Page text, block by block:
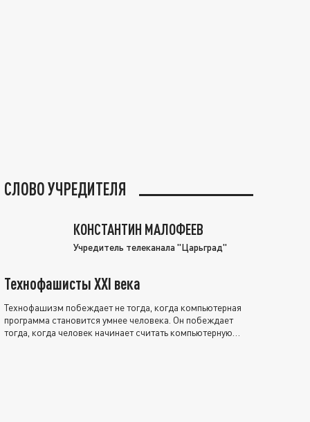
СЛОВО УЧРЕДИТЕЛЯ
КОНСТАНТИН МАЛОФЕЕВ
Учредитель телеканала "Царьград"
Технофашисты XXI века
Технофашизм побеждает не тогда, когда компьютерная
программа становится умнее человека. Он побеждает
тогда, когда человек начинает считать компьютерную